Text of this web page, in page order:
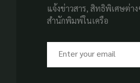
แจ้งข่าวสาร, สิทธิพิเศษต่า
สำนักพิมพ์ในเครือ